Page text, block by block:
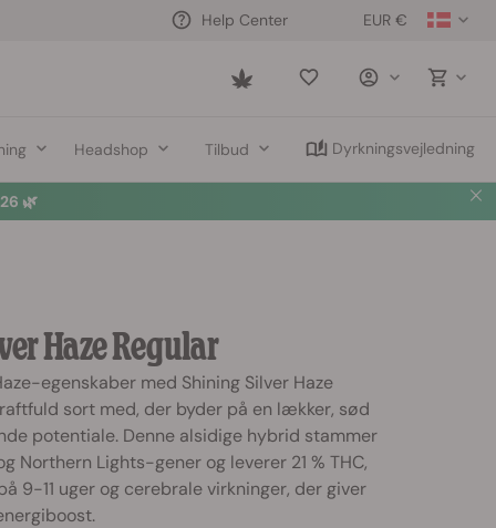
EUR €
Help Center
Saved
Headshop Tilbud Dyrkningsvejledning
🌿
Haze Regular
egenskaber med Shining Silver Haze
sort med, der byder på en lækker, sød
potentiale. Denne alsidige hybrid stammer
Northern Lights-gener og leverer 21 % THC,
9-11 uger og cerebrale virkninger, der giver